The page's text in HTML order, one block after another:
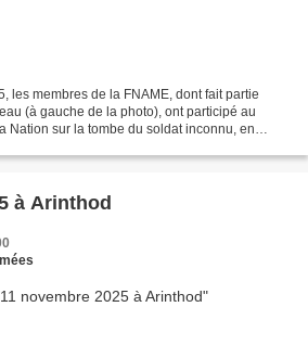
les membres de la FNAME, dont fait partie
(à gauche de la photo), ont participé au
Nation sur la tombe du soldat inconnu, en
à Arinthod